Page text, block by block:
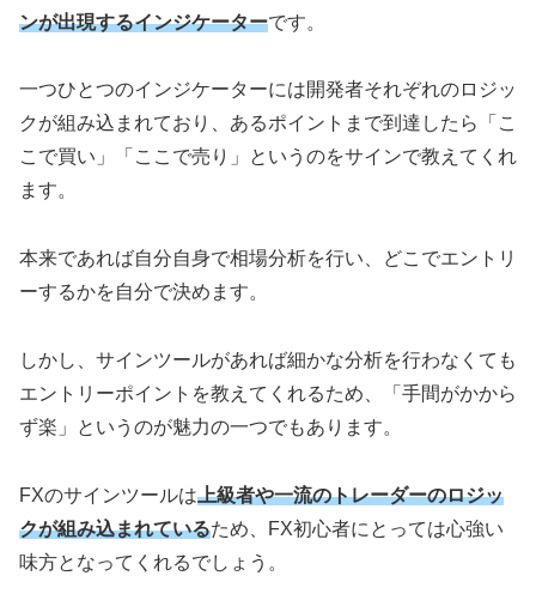
ンが出現するインジケーターです。
一つひとつのインジケーターには開発者それぞれのロジッ
クが組み込まれており、あるポイントまで到達したら「こ
こで買い」「ここで売り」というのをサインで教えてくれ
ます。
本来であれば自分自身で相場分析を行い、どこでエントリ
ーするかを自分で決めます。
しかし、サインツールがあれば細かな分析を行わなくても
エントリーポイントを教えてくれるため、「手間がかから
ず楽」というのが魅力の一つでもあります。
FXのサインツールは上級者や一流のトレーダーのロジッ
クが組み込まれているため、FX初心者にとっては心強い
味方となってくれるでしょう。